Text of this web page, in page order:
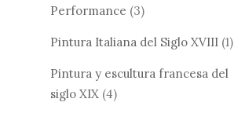
Performance (3)
Pintura Italiana del Siglo XVIII (1)
Pintura y escultura francesa del
siglo XIX (4)